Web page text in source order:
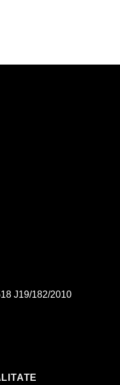
J19/182/2010